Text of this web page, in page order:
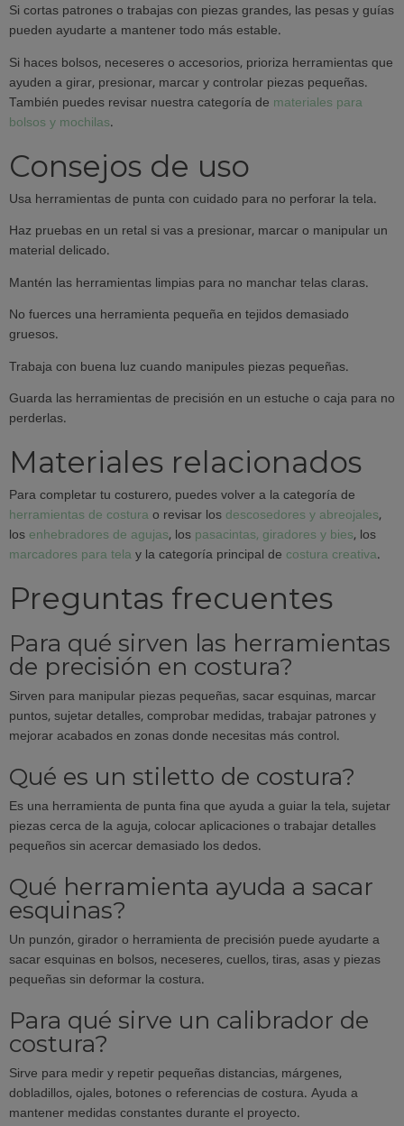
Si cortas patrones o trabajas con piezas grandes, las pesas y guías
pueden ayudarte a mantener todo más estable.
Si haces bolsos, neceseres o accesorios, prioriza herramientas que
ayuden a girar, presionar, marcar y controlar piezas pequeñas.
También puedes revisar nuestra categoría de materiales para
bolsos y mochilas.
Consejos de uso
Usa herramientas de punta con cuidado para no perforar la tela.
Haz pruebas en un retal si vas a presionar, marcar o manipular un
material delicado.
Mantén las herramientas limpias para no manchar telas claras.
No fuerces una herramienta pequeña en tejidos demasiado
gruesos.
Trabaja con buena luz cuando manipules piezas pequeñas.
Guarda las herramientas de precisión en un estuche o caja para no
perderlas.
Materiales relacionados
Para completar tu costurero, puedes volver a la categoría de
herramientas de costurao revisar los descosedores y abreojales,
los enhebradores de agujas, los pasacintas, giradores y bies, los
marcadores para telay la categoría principal de costura creativa.
Preguntas frecuentes
Para qué sirven las herramientas
de precisión en costura?
Sirven para manipular piezas pequeñas, sacar esquinas, marcar
puntos, sujetar detalles, comprobar medidas, trabajar patrones y
mejorar acabados en zonas donde necesitas más control.
Qué es un stiletto de costura?
Es una herramienta de punta fina que ayuda a guiar la tela, sujetar
piezas cerca de la aguja, colocar aplicaciones o trabajar detalles
pequeños sin acercar demasiado los dedos.
Qué herramienta ayuda a sacar
esquinas?
Un punzón, girador o herramienta de precisión puede ayudarte a
sacar esquinas en bolsos, neceseres, cuellos, tiras, asas y piezas
pequeñas sin deformar la costura.
Para qué sirve un calibrador de
costura?
Sirve para medir y repetir pequeñas distancias, márgenes,
dobladillos, ojales, botones o referencias de costura. Ayuda a
mantener medidas constantes durante el proyecto.